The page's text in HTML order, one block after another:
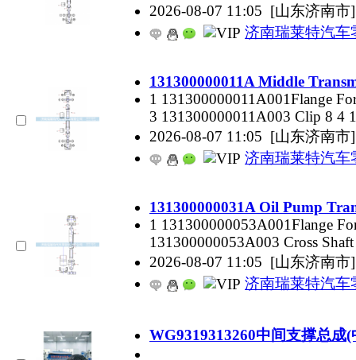
2026-08-07 11:05 [山东济南市]
济南瑞莱特汽车
131300000011A Middle
1 131300000011A001Flange
3 131300000011A003 Clip 8 4
2026-08-07 11:05 [山东济南市]
济南瑞莱特汽车
131300000031A Oil Pump
1 131300000053A001Flange
131300000053A003 Cross
2026-08-07 11:05 [山东济南市]
济南瑞莱特汽车
WG9319313260中间支撑总成